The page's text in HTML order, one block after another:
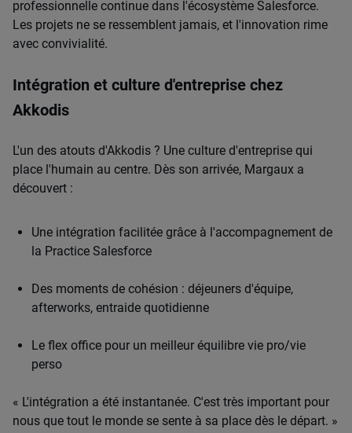
professionnelle continue dans l'écosystème Salesforce.
Les projets ne se ressemblent jamais, et l'innovation rime
avec convivialité.
Intégration et culture d'entreprise chez
Akkodis
L'un des atouts d'Akkodis ? Une culture d'entreprise qui
place l'humain au centre. Dès son arrivée, Margaux a
découvert :
Une intégration facilitée grâce à l'accompagnement de
la Practice Salesforce
Des moments de cohésion : déjeuners d'équipe,
afterworks, entraide quotidienne
Le flex office pour un meilleur équilibre vie pro/vie
perso
« L'intégration a été instantanée. C'est très important pour
nous que tout le monde se sente à sa place dès le départ. »